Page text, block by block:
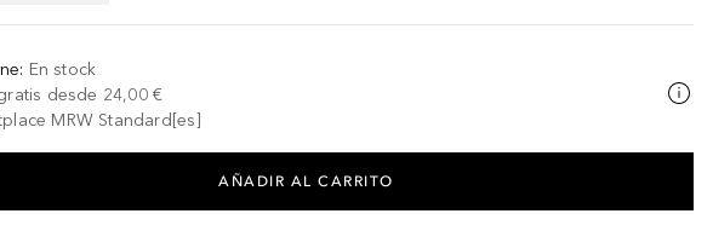
: En stock
desde 24,00 €
MRW Standard[es]
AÑADIR AL CARRITO